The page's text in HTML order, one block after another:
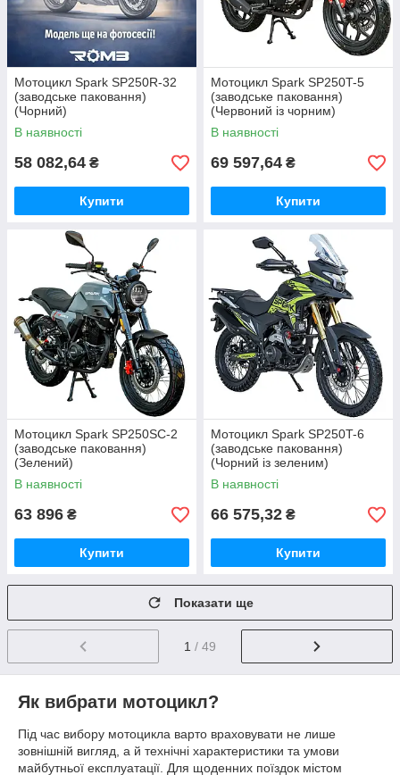
Мотоцикл Spark SP250R-32
(заводське паковання)
(Чорний)
В наявності
58 082,64 ₴
Купити
Мотоцикл Spark SP250T-5
(заводське паковання)
(Червоний із чорним)
В наявності
69 597,64 ₴
Купити
Мотоцикл Spark SP250SC-2
(заводське паковання)
(Зелений)
В наявності
63 896 ₴
Купити
Мотоцикл Spark SP250T-6
(заводське паковання)
(Чорний із зеленим)
В наявності
66 575,32 ₴
Купити
Показати ще
1 / 49
Як вибрати мотоцикл?
Під час вибору мотоцикла варто враховувати не лише
зовнішній вигляд, а й технічні характеристики та умови
майбутньої експлуатації. Для щоденних поїздок містом